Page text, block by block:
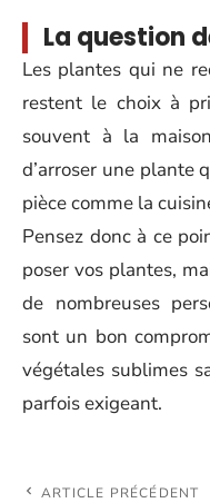
La question
Les plantes qui ne
restent le choix à
souvent à la
d’arroser une plante
pièce comme la
Pensez donc à ce
poser vos plantes,
de nombreuses
sont un bon
végétales sublimes
parfois exigeant.
ARTICLE PRÉCÉDENT